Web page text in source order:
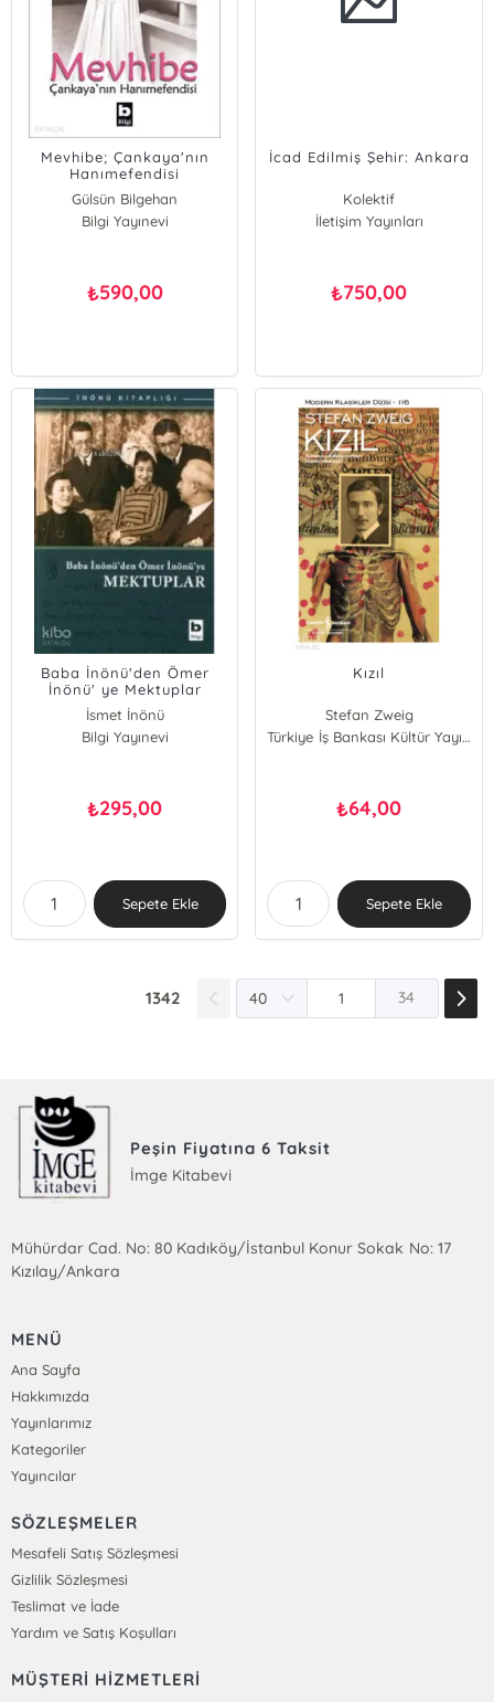
Mevhibe; Çankaya'nın
Hanımefendisi
Gülsün Bilgehan
Bilgi Yayınevi
₺590,00
İcad Edilmiş Şehir: Ankara
Kolektif
İletişim Yayınları
₺750,00
Baba İnönü'den Ömer
İnönü' ye Mektuplar
İsmet İnönü
Bilgi Yayınevi
₺295,00
Sepete Ekle
Kızıl
Stefan Zweig
Türkiye İş Bankası Kültür Yayınları
₺64,00
Sepete Ekle
1342 34
Peşin Fiyatına 6 Taksit
İmge Kitabevi
Mühürdar Cad. No: 80 Kadıköy/İstanbul Konur Sokak No: 17
Kızılay/Ankara
MENÜ
Ana Sayfa
Hakkımızda
Yayınlarımız
Kategoriler
Yayıncılar
SÖZLEŞMELER
Mesafeli Satış Sözleşmesi
Gizlilik Sözleşmesi
Teslimat ve İade
Yardım ve Satış Koşulları
MÜŞTERİ HİZMETLERİ